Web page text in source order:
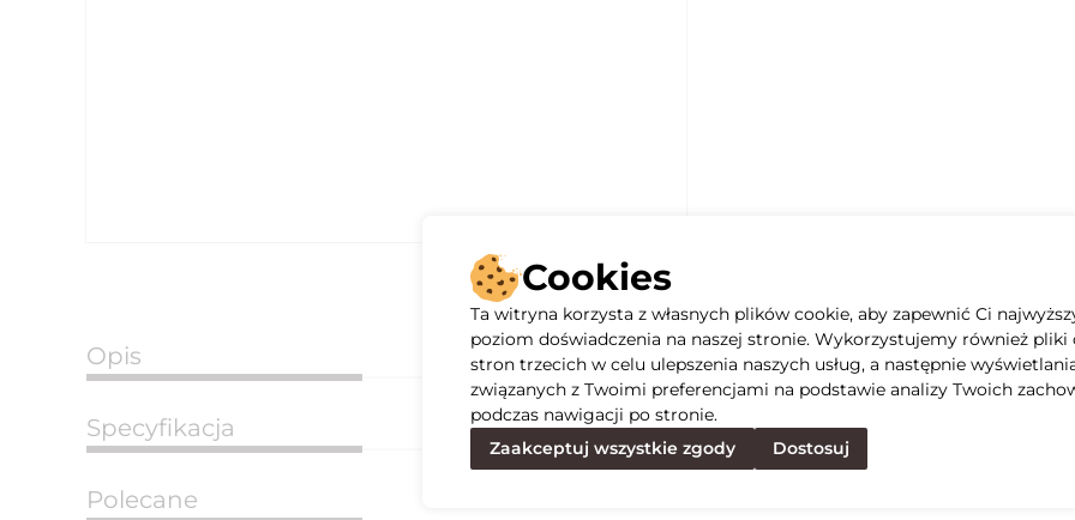
Opis
Specyfikacja
Polecane
Cookies
Ta witryna korzysta z własnych plików cookie, aby zapewnić Ci
poziom doświadczenia na naszej stronie. Wykorzystujemy również pliki
stron trzecich w celu ulepszenia naszych usług, a następnie
związanych z Twoimi preferencjami na podstawie analizy Twoich
podczas nawigacji po stronie.
Zaakceptuj wszystkie zgody
Dostosuj